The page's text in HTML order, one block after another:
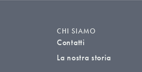
CHI SIAMO
Contatti
La nostra storia